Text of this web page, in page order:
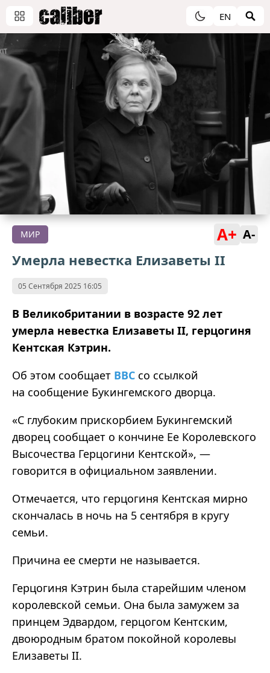
EN
МИР A+ A-
Умерла невестка Елизаветы II
05 Сентября 2025 16:05
В Великобритании в возрасте 92 лет
умерла невестка Елизаветы II, герцогиня
Кентская Кэтрин.
Об этом сообщает BBC со ссылкой
на сообщение Букингемского дворца.
«С глубоким прискорбием Букингемский
дворец сообщает о кончине Ее Королевского
Высочества Герцогини Кентской», —
говорится в официальном заявлении.
Отмечается, что герцогиня Кентская мирно
скончалась в ночь на 5 сентября в кругу
семьи.
Причина ее смерти не называется.
Герцогиня Кэтрин была старейшим членом
королевской семьи. Она была замужем за
принцем Эдвардом, герцогом Кентским,
двоюродным братом покойной королевы
Елизаветы II.